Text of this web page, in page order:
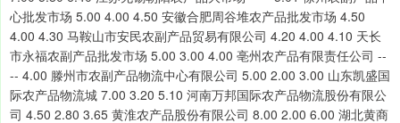
心批发市场 5.00 4.00 4.50 安徽合肥周谷堆农产品批发市场 4.50
4.00 4.30 马鞍山市安民农副产品贸易有限公司 4.20 4.00 4.10 天长
市永福农副产品批发市场 5.00 3.00 4.00 亳州农产品有限责任公司 --
-- 4.00 滕州市农副产品物流中心有限公司 5.00 2.00 3.00 山东凯盛国
际农产品物流城 7.00 3.20 5.10 河南万邦国际农产品物流股份有限公
司 4.50 2.80 3.65 黄淮农产品股份有限公司 8.00 2.00 6.00 湖北黄商